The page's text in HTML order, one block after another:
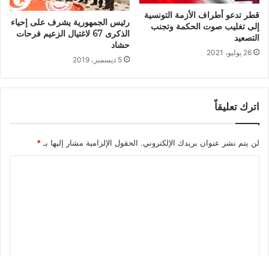
قطر تدعو أطراف الأزمة التونسية
إلى تغليب صوت الحكمة وتجنب
التصعيد
26 يوليو، 2021
رئيس الجمهورية يشرف على إحياء
الذكرى 67 لاغتيال الزعيم فرحات
حشاد
5 ديسمبر، 2019
اترك تعليقاً
لن يتم نشر عنوان بريدك الإلكتروني. الحقول الإلزامية مشار إليها بـ*